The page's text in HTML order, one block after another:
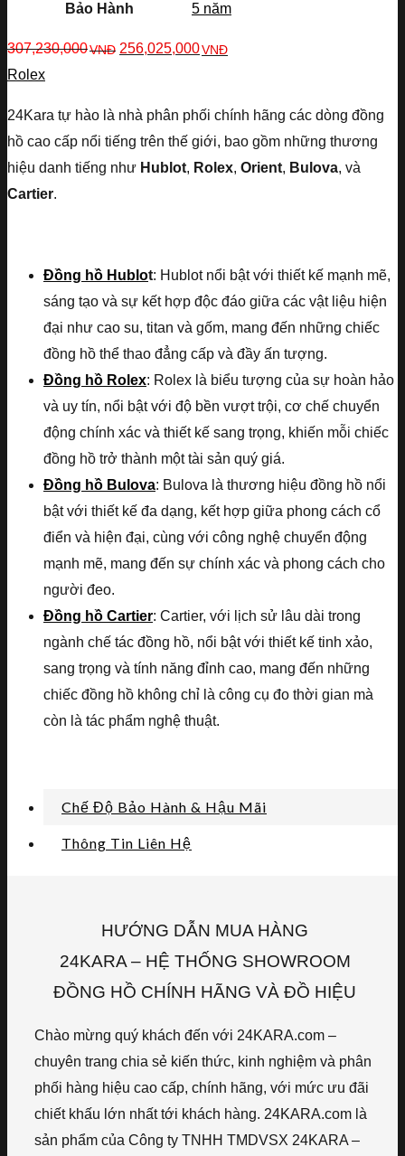
Bảo Hành 5 năm
307,230,000VNĐ 256,025,000VNĐ
Rolex
24Kara tự hào là nhà phân phối chính hãng các dòng đồng
hồ cao cấp nổi tiếng trên thế giới, bao gồm những thương
hiệu danh tiếng như Hublot, Rolex, Orient, Bulova, và
Cartier.
Đồng hồ Hublot: Hublot nổi bật với thiết kế mạnh mẽ,
sáng tạo và sự kết hợp độc đáo giữa các vật liệu hiện
đại như cao su, titan và gốm, mang đến những chiếc
đồng hồ thể thao đẳng cấp và đầy ấn tượng.
Đồng hồ Rolex: Rolex là biểu tượng của sự hoàn hảo
và uy tín, nổi bật với độ bền vượt trội, cơ chế chuyển
động chính xác và thiết kế sang trọng, khiến mỗi chiếc
đồng hồ trở thành một tài sản quý giá.
Đồng hồ Bulova: Bulova là thương hiệu đồng hồ nổi
bật với thiết kế đa dạng, kết hợp giữa phong cách cổ
điển và hiện đại, cùng với công nghệ chuyển động
mạnh mẽ, mang đến sự chính xác và phong cách cho
người đeo.
Đồng hồ Cartier: Cartier, với lịch sử lâu dài trong
ngành chế tác đồng hồ, nổi bật với thiết kế tinh xảo,
sang trọng và tính năng đỉnh cao, mang đến những
chiếc đồng hồ không chỉ là công cụ đo thời gian mà
còn là tác phẩm nghệ thuật.
Chế Độ Bảo Hành & Hậu Mãi
Thông Tin Liên Hệ
HƯỚNG DẪN MUA HÀNG
24KARA – HỆ THỐNG SHOWROOM
ĐỒNG HỒ CHÍNH HÃNG VÀ ĐỒ HIỆU
Chào mừng quý khách đến với 24KARA.com –
chuyên trang chia sẻ kiến thức, kinh nghiệm và phân
phối hàng hiệu cao cấp, chính hãng, với mức ưu đãi
chiết khấu lớn nhất tới khách hàng. 24KARA.com là
sản phẩm của Công ty TNHH TMDVSX 24KARA –